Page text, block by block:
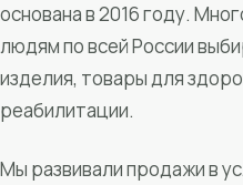
основана в 2016 году.
людям по всей России
изделия, товары для
реабилитации.
Мы развивали продажи в